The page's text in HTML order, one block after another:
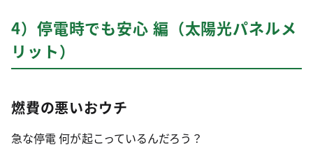
4）停電時でも安心 編（太陽光パネルメ
リット）
燃費の悪いおウチ
急な停電 何が起こっているんだろう？